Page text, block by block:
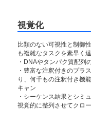
視覚化
比類のない可視性と制御
も複雑なタスクを素早く
・DNAやタンパク質配列
・豊富な注釈付きのプラ
り、何千もの注釈付き機
キャン
・シーケンス結果とシミ
視覚的に整列させてクロ